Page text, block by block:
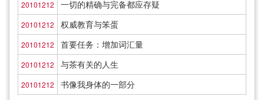
20101212 一切的精确与完备都应存疑
20101212 权威教育与笨蛋
20101212 首要任务：增加词汇量
20101212 与茶有关的人生
20101212 书像我身体的一部分